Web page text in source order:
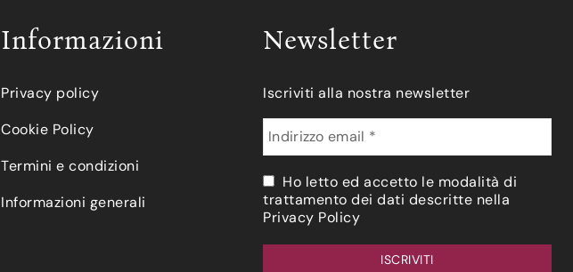
Informazioni
Privacy policy
Cookie Policy
Termini e condizioni
Informazioni generali
Newsletter
Iscriviti alla nostra newsletter
Ho letto ed accetto le modalità di
trattamento dei dati descritte nella
Privacy Policy